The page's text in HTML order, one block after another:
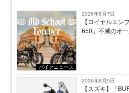
バイクニュース
2026年8月7日
【ロイヤルエン
650」不滅のオ
2026年8月5日
【スズキ】「